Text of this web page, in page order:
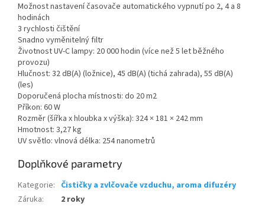
Možnost nastavení časovače automatického vypnutí po 2, 4 a 8
hodinách
3 rychlosti čištění
Snadno vyměnitelný filtr
Životnost UV-C lampy: 20 000 hodin (více než 5 let běžného
provozu)
Hlučnost: 32 dB(A) (ložnice), 45 dB(A) (tichá zahrada), 55 dB(A)
(les)
Doporučená plocha místnosti: do 20 m2
Příkon: 60 W
Rozměr (šířka x hloubka x výška): 324 × 181 × 242 mm
Hmotnost: 3,27 kg
UV světlo: vlnová délka: 254 nanometrů
Doplňkové parametry
Kategorie: Čističky a zvlčovače vzduchu, aroma difuzéry
Záruka:
2 roky